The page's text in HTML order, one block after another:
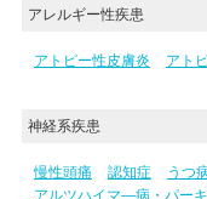
アレルギー性疾患
アトピー性皮膚炎 アト
神経系疾患
慢性頭痛 認知症 うつ
アルツハイマ―病・パー